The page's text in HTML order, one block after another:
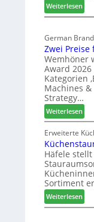
p
a
s
t
F
ü
h
r
u
n
a
n
Weiterlesen:
E
v
e
d
i
u
n
d
H
u
b
t
e
x
s
t
e
German
Zwei
Wemhöner
Award
Kategorien
Machines &
Strategy…
Weiterlesen:
Z
w
e
i
P
r
e
i
s
Erweiterte
Häfele
Sortiment
Weiterlesen:
K